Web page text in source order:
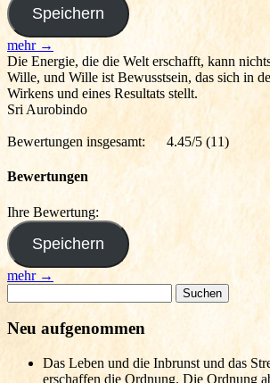
mehr →
Die Energie, die die Welt erschafft, kann
Wille, und Wille ist Bewusstsein, das sich in
Wirkens und eines Resultats stellt.
Sri Aurobindo
Bewertungen insgesamt: 4.45/5 (11)
Bewertungen
Ihre Bewertung:
mehr →
nach:
Neu aufgenommen
Das Leben und die Inbrunst und das
erschaffen die Ordnung. Die Ordnung